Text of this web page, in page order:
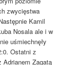
zwycięstwa
Kamil
Nosala ale i w
uśmiechnęły
Ostatni z
Adrianem Zagatą